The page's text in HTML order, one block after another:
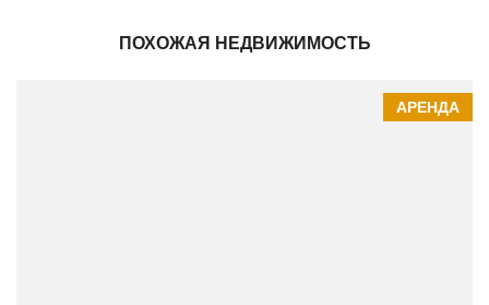
ПОХОЖАЯ НЕДВИЖИМОСТЬ
АРЕНДА